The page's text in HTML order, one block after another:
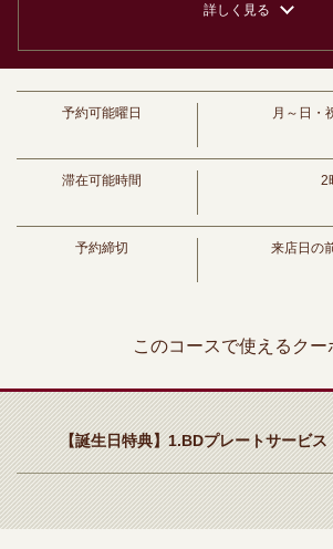
・シャンディガフ/コークビア/カシスビア/ピー
・ハイボール/コーラハイボール/ジンジャーハ
・サントリージン翠
・翠ジンソーダ/翠ジンコーラ/翠ジンジンジャー
・レモンサワー/オレンジサワー/グレープフル
イ/ジャスミンハイ/紅茶ハイ
・茉莉花
・焼酎
・麦焼酎/芋焼酎
・ワイン
・赤ワイン/白ワイン
・果実酒
・梅酒/りんご酒/マンゴー酒/フレーバー鏡月 ア
・ソフトドリンク
詳しく見る
予約可能曜日 月～日・
滞在可能時間 2
予約締切 来店日の
このコースで使えるクー
【誕生日特典】1.BDプレートサービス
https://shoumon.owst.jp/courses/209623737
お店情報をコピー
閉じる